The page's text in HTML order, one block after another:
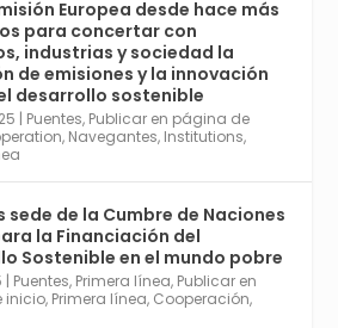
@worldsevilla ·
@mvbim, la empresa sevillana
pionera en España en el uso de
BIM para digitalizar e
la arquitectura y la
Ver su dimensión
en el reportaje de
en @elCorreoWeb :
yfa2h55p
6 Twitter
Europea desde hace más
para concertar con
industrias y sociedad la
de emisiones y la innovación
desarrollo sostenible
| Puentes, Publicar en página de
, Navegantes, Institutions,
sede de la Cumbre de Naciones
la Financiación del
Sostenible en el mundo pobre
| Puentes, Primera línea, Publicar en
inicio, Primera línea, Cooperación,